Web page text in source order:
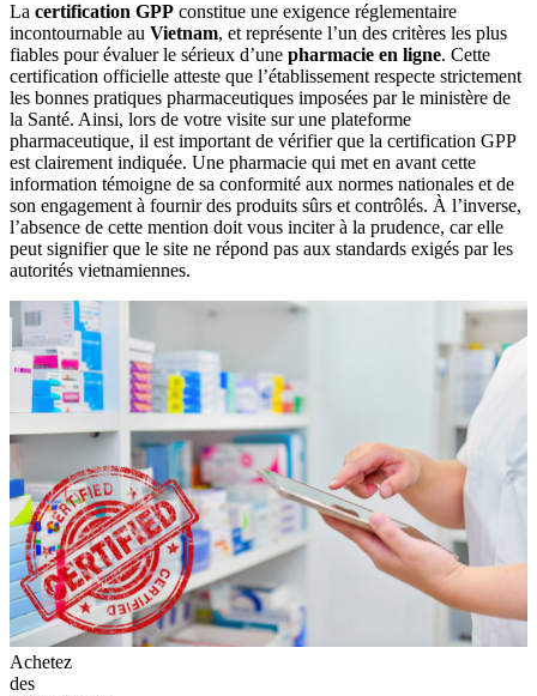
La certification GPP constitue une exigence réglementaire
incontournable au Vietnam, et représente l’un des critères les plus
fiables pour évaluer le sérieux d’une pharmacie en ligne. Cette
certification officielle atteste que l’établissement respecte strictement
les bonnes pratiques pharmaceutiques imposées par le ministère de
la Santé. Ainsi, lors de votre visite sur une plateforme
pharmaceutique, il est important de vérifier que la certification GPP
est clairement indiquée. Une pharmacie qui met en avant cette
information témoigne de sa conformité aux normes nationales et de
son engagement à fournir des produits sûrs et contrôlés. À l’inverse,
l’absence de cette mention doit vous inciter à la prudence, car elle
peut signifier que le site ne répond pas aux standards exigés par les
autorités vietnamiennes.
Achetez
des